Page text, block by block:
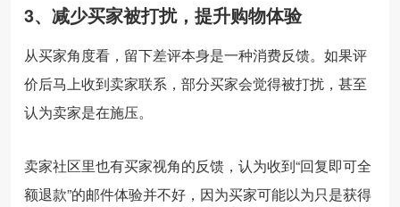
3、减少买家被打扰，提升购物体验
从买家角度看，留下差评本身是一种消费反馈。如果评
价后马上收到卖家联系，部分买家会觉得被打扰，甚至
认为卖家是在施压。
卖家社区里也有买家视角的反馈，认为收到“回复即可全
额退款”的邮件体验并不好，因为买家可能以为只是获得